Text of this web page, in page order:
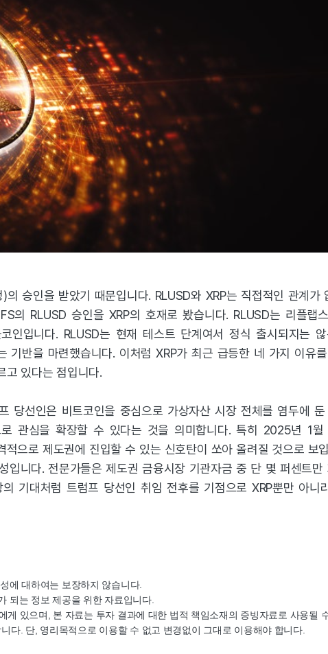
승인을 받았기 때문입니다. RLUSD와 XRP는 직접적인 관계가
의 RLUSD 승인을 XRP의 호재로 봤습니다. RLUSD는 리플랩
인입니다. RLUSD는 현재 테스트 단계여서 정식 출시되지는
반을 마련했습니다. 이처럼 XRP가 최근 급등한 네 가지 이유
고 있다는 점입니다.
당선인은 비트코인을 중심으로 가상자산 시장 전체를 염두에
관심을 확장할 수 있다는 것을 의미합니다. 특히 2025년 1
으로 제도권에 진입할 수 있는 신호탄이 쏘아 올려질 것으로 보
니다. 전문가들은 제도권 금융시장 기관자금 중 단 몇 퍼센트만
기대처럼 트럼프 당선인 취임 전후를 기점으로 XRP뿐만 아니
에 대하여는 보장하지 않습니다.
되는 정보 제공을 위한 자료입니다.
있으며, 본 자료는 투자 결과에 대한 법적 책임소재의 증빙자료로 사용될
다. 단, 영리목적으로 이용할 수 없고 변경없이 그대로 이용해야 합니다.